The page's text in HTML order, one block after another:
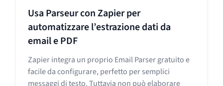
Usa Parseur con Zapier per
automatizzare l’estrazione dati da
email e PDF
Zapier integra un proprio Email Parser gratuito e
facile da configurare, perfetto per semplici
messaggi di testo. Tuttavia non può elaborare